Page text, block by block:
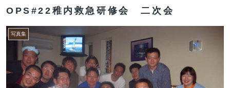
OPS#22稚内救急研修会 二次会
写真集